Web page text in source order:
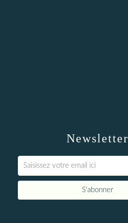
Newsletter